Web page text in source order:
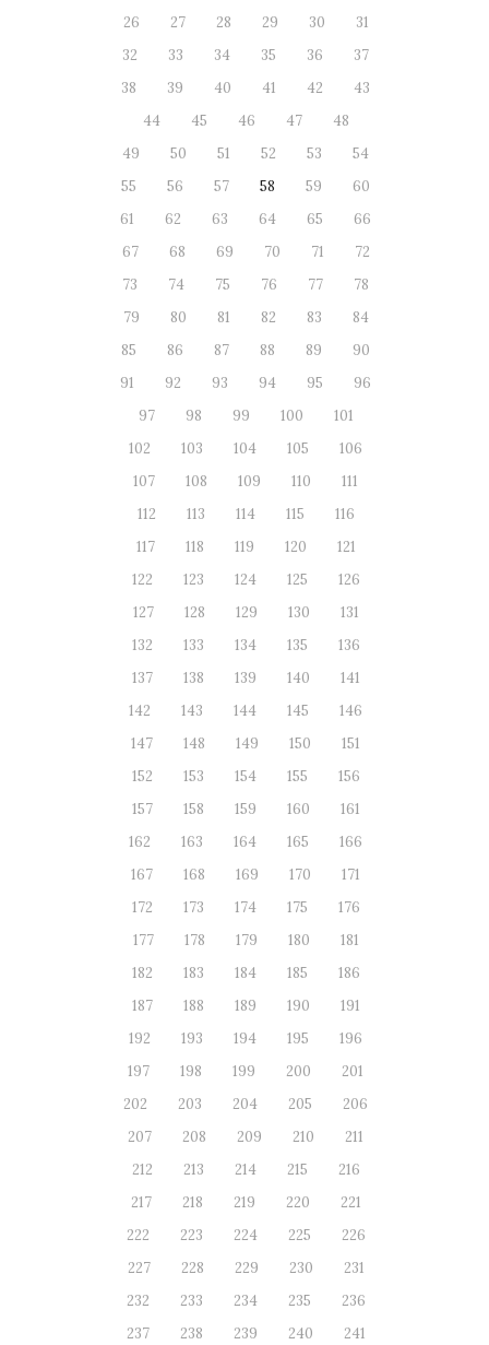
26
27 28 29 30
31
32
33 34 35 36
37
38
39 40 41 42
43
44
45 46 47
48
49
50 51 52 53
54
55
56 57 58 59
60
61
62 63 64 65
66
67
68 69 70 71
72
73
74 75 76 77
78
79
80 81 82 83
84
85
86 87 88 89
90
91
92 93 94 95
96
97
98 99 100
101
102
103 104 105
106
107
108 109 110
111
112
113 114 115
116
117
118 119 120
121
122
123 124 125
126
127
128 129 130
131
132
133 134 135
136
137
138 139 140
141
142
143 144 145
146
147
148 149 150
151
152
153 154 155
156
157
158 159 160
161
162
163 164 165
166
167
168 169 170
171
172
173 174 175
176
177
178 179 180
181
182
183 184 185
186
187
188 189 190
191
192
193 194 195
196
197
198 199 200
201
202
203 204 205
206
207
208 209 210
211
212
213 214 215
216
217
218 219 220
221
222
223 224 225
226
227
228 229 230
231
232
233 234 235
236
237
238 239 240
241